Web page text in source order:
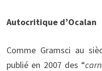
Autocritique d’Ocalan
Comme Gramsci au
publié en 2007 des “